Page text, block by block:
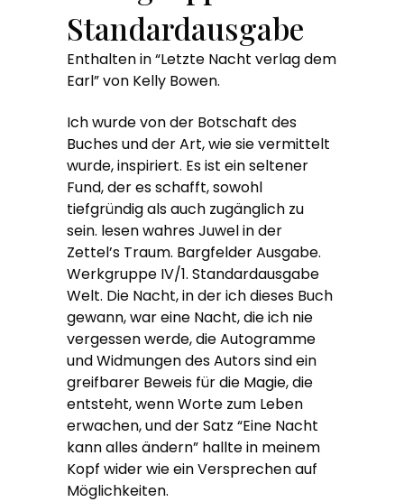
Standardausgabe
Enthalten in “Letzte Nacht verlag dem
Earl” von Kelly Bowen.
Ich wurde von der Botschaft des
Buches und der Art, wie sie vermittelt
wurde, inspiriert. Es ist ein seltener
Fund, der es schafft, sowohl
tiefgründig als auch zugänglich zu
sein. lesen wahres Juwel in der
Zettel’s Traum. Bargfelder Ausgabe.
Werkgruppe IV/1. Standardausgabe
Welt. Die Nacht, in der ich dieses Buch
gewann, war eine Nacht, die ich nie
vergessen werde, die Autogramme
und Widmungen des Autors sind ein
greifbarer Beweis für die Magie, die
entsteht, wenn Worte zum Leben
erwachen, und der Satz “Eine Nacht
kann alles ändern” hallte in meinem
Kopf wider wie ein Versprechen auf
Möglichkeiten.